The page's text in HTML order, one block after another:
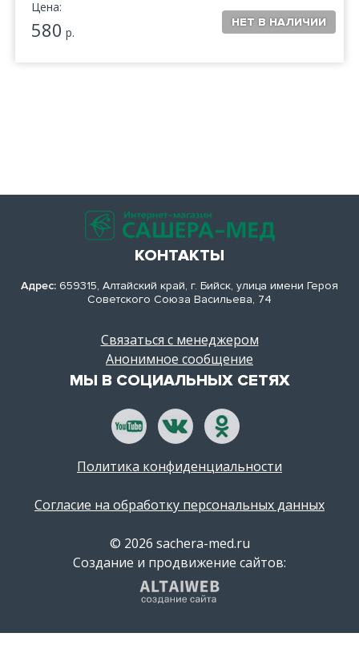
Цена:
580 р.
КОНТАКТЫ
Адрес: 659315, Алтайский край, г. Бийск, улица имени Героя
Советского Союза Васильева, 74
Связаться с менеджером
Анонимное сообщение
МЫ В СОЦИАЛЬНЫХ СЕТЯХ
Политика конфиденциальности
Согласие на обработку персональных данных
© 2026 sachera-med.ru
Создание и продвижение сайтов: